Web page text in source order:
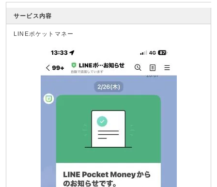
サービス内容
LINEポケットマネー